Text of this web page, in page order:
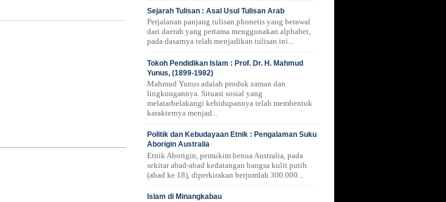
Sejarah Tulisan : Asal Usul Tulisan Arab
Perjalanan panjang tulisan phonetis yang berawal
dari daerah yang pertama menggunakan alphabet,
pada dasarnya telah menjadikan tulisan ini...
Tokoh Pendidikan Islam : Prof. Dr. H. Mahmud
Yunus, (1899-1982)
Mahmud Yunus adalah produk zaman dan
lingkungannya. Situasi sosial yang
melatarbelakangi kehidupannya telah membentuk
karakternya menjad...
Politik dan Kebudayaan Etnik : Pengalaman Suku
Aborigin Australia
Etnik Aborigin, pemukim benua Australia, pada
sekitar abad-abad kedatangan bangsa kulit putih
(abad ke 18), diperkirakan berjumlah 300.000...
Islam di Minangkabau